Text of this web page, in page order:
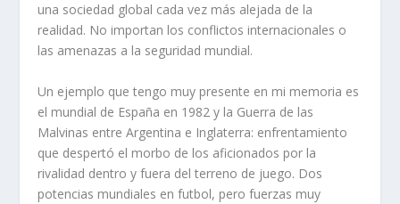
una sociedad global cada vez más alejada de la
realidad. No importan los conflictos internacionales o
las amenazas a la seguridad mundial.
Un ejemplo que tengo muy presente en mi memoria es
el mundial de España en 1982 y la Guerra de las
Malvinas entre Argentina e Inglaterra: enfrentamiento
que despertó el morbo de los aficionados por la
rivalidad dentro y fuera del terreno de juego. Dos
potencias mundiales en futbol, pero fuerzas muy